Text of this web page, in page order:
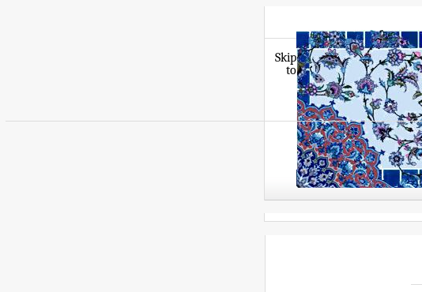
Skip
to